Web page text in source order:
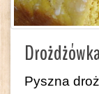
Pyszna